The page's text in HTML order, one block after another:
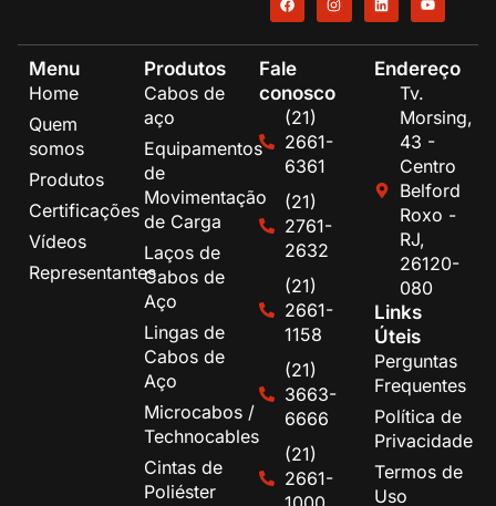
Menu
Home
Quem
somos
Produtos
Certificações
Vídeos
Representantes
Produtos
Cabos de
aço
Equipamentos
de
Movimentação
de Carga
Laços de
Cabos de
Aço
Lingas de
Cabos de
Aço
Microcabos /
Technocables
Cintas de
Poliéster
Fale
conosco
(21)
2661-
6361
(21)
2761-
2632
(21)
2661-
1158
(21)
3663-
6666
(21)
2661-
Endereço
Tv.
Morsing,
43 -
Centro
Belford
Roxo -
RJ,
26120-
080
Links
Úteis
Perguntas
Frequentes
Política de
Privacidade
Termos de
Uso